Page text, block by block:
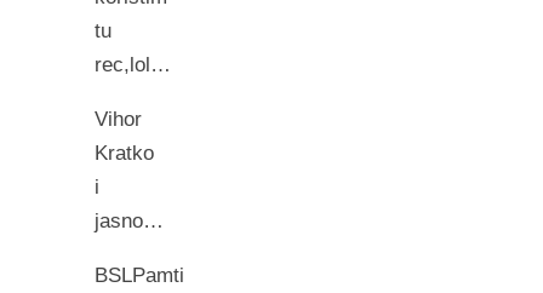
tu
rec,lol…
Vihor
Kratko
i
jasno…
BSLPamti